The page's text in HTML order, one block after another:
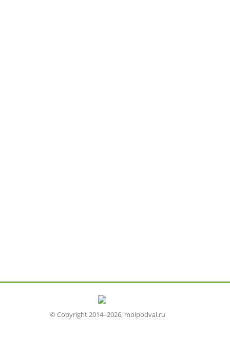
© Copyright 2014–2026, moipodval.ru